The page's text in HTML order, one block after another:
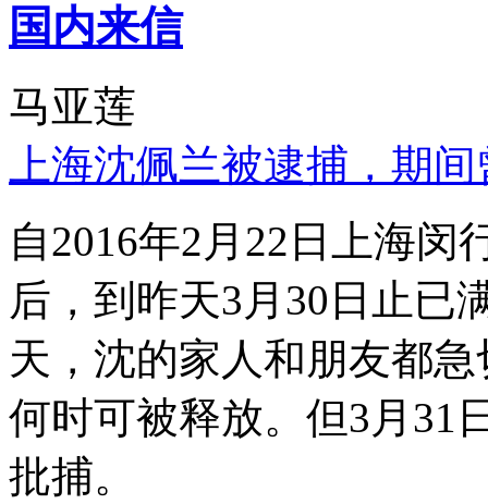
国内来信
马亚莲
上海沈佩兰被逮捕，期
自2016年2月22日上海
后，到昨天3月30日止已
天，沈的家人和朋友都
何时可被释放。但3月31
批捕。